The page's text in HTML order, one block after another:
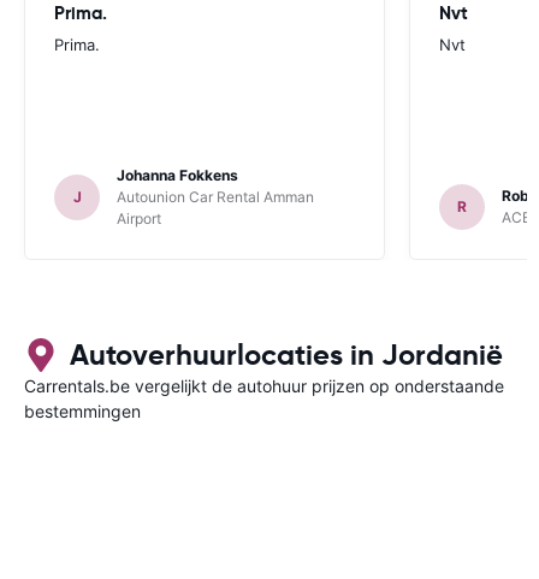
Prima.
Prima.
J
Johanna Fokkens
Autounion Car Rental Amman
Airport
Nvt
Nvt
R
Rob
ACE
Autoverhuurlocaties in Jordanië
Carrentals.be vergelijkt de autohuur prijzen op onderstaande
bestemmingen